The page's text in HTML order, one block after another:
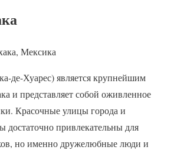
Мексика
де-Хуарес) является крупнейшим
и представляет собой оживленное
Красочные улицы города и
достаточно привлекательны для
но именно дружелюбные люди и